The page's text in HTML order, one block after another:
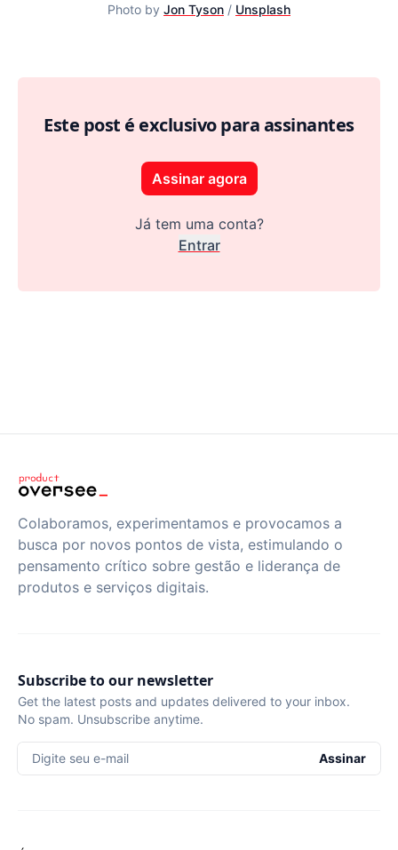
Photo by Jon Tyson / Unsplash
Operações e Atendimento como alavancas de teste e
Este post é exclusivo para assinantes
Assinar agora
Já tem uma conta?
Entrar
Colaboramos, experimentamos e provocamos a
busca por novos pontos de vista, estimulando o
pensamento crítico sobre gestão e liderança de
produtos e serviços digitais.
Subscribe to our newsletter
Get the latest posts and updates delivered to your inbox.
No spam. Unsubscribe anytime.
Digite seu e-mail Assinar